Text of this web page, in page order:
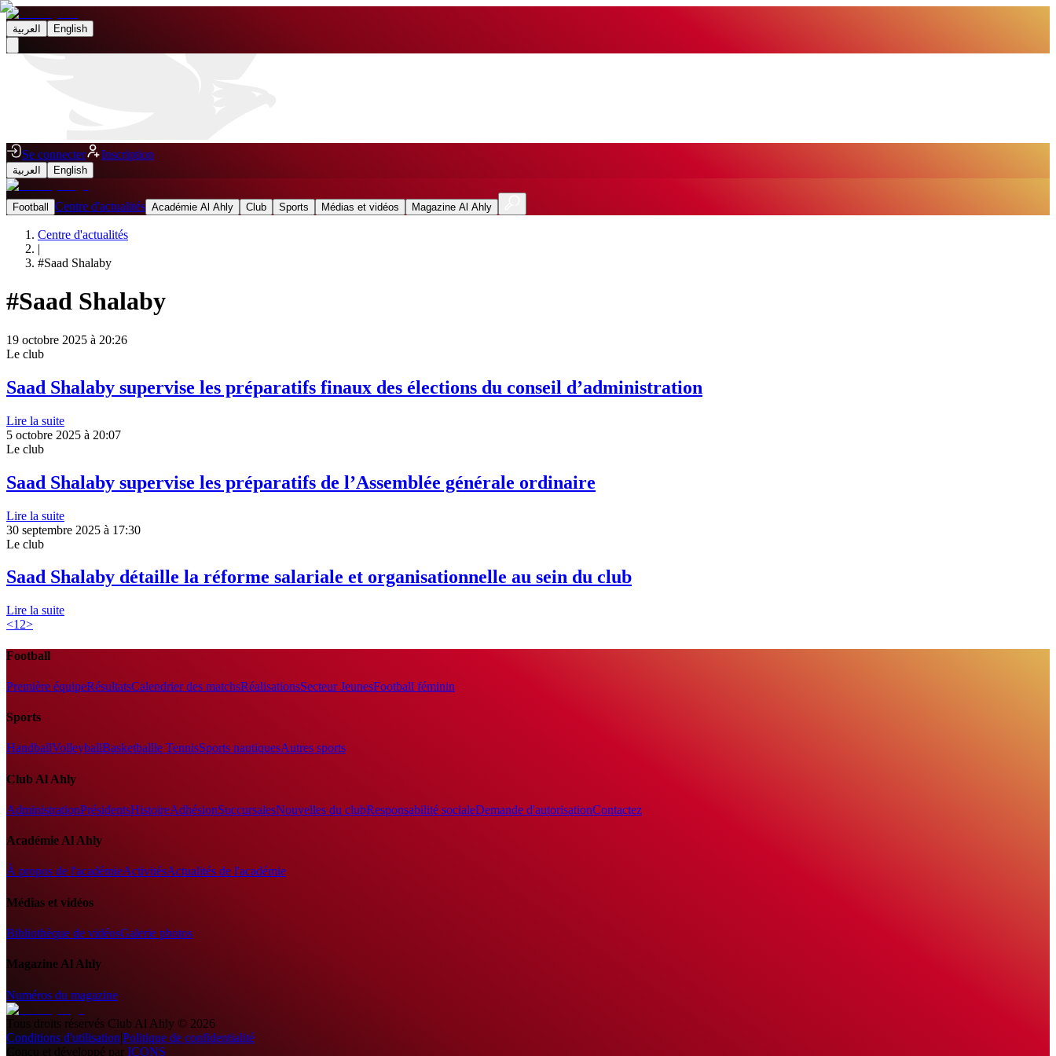
العربية English
Se connecter Inscription
العربية English
Football Centre d'actualités Académie Al Ahly Club Sports Médias et vidéos Magazine Al Ahly
Centre d'actualités
|
#Saad Shalaby
#Saad Shalaby
19 octobre 2025 à 20:26
Le club
Saad Shalaby supervise les préparatifs finaux des élections du conseil d’administration
Lire la suite
5 octobre 2025 à 20:07
Le club
Saad Shalaby supervise les préparatifs de l’Assemblée générale ordinaire
Lire la suite
30 septembre 2025 à 17:30
Le club
Saad Shalaby détaille la réforme salariale et organisationnelle au sein du club
Lire la suite
<1 2>
Football
Première équipeRésultatsCalendrier des matchsRéalisationsSecteur JeunesFootball féminin
Sports
HandballVolleyballBasketballle TennisSports nautiquesAutres sports
Club Al Ahly
AdministrationPrésidentsHistoireAdhésionSuccursalesNouvelles du clubResponsabilité socialeDemande d'autorisationContactez
Académie Al Ahly
À propos de l'académieActivitésActualités de l'académie
Médias et vidéos
Bibliothèque de vidéosGalerie photos
Magazine Al Ahly
Numéros du magazine
Tous droits réservés Club Al Ahly © 2026
Conditions d'utilisation|Politique de confidentialité
Conçu et développé par ICONS